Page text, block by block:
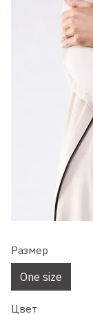
Размер
One size
Цвет